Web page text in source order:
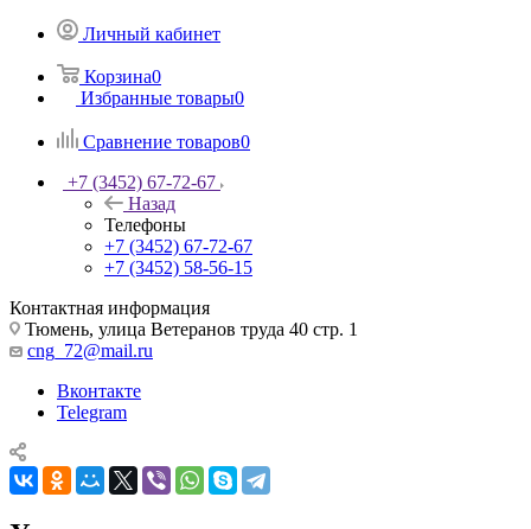
Личный кабинет
Корзина0
Избранные товары0
Сравнение товаров0
+7 (3452) 67-72-67
Назад
Телефоны
+7 (3452) 67-72-67
+7 (3452) 58-56-15
Контактная информация
Тюмень, улица Ветеранов труда 40 стр. 1
cng_72@mail.ru
Вконтакте
Telegram